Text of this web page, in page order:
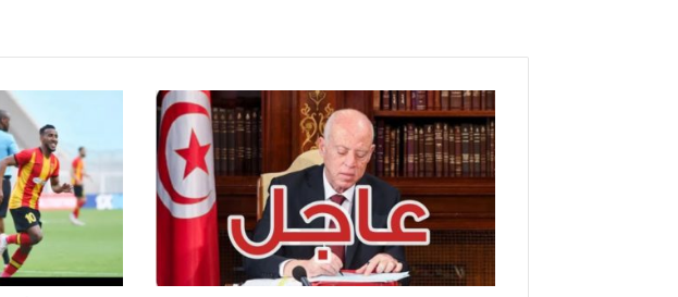
قرارات
جديدة
من
قيس
سعيد
رسائل
مشفرة
لهؤلاء
لاعبين
في
البطولة